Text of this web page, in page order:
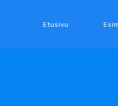
Etusivu